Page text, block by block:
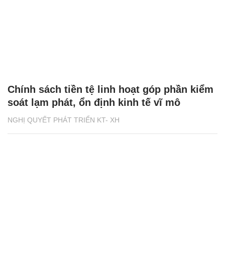
NGHỊ QUYẾT PHÁT TRIỂN KT- XH
Chính sách tiền tệ linh hoạt góp phần kiểm
soát lạm phát, ổn định kinh tế vĩ mô